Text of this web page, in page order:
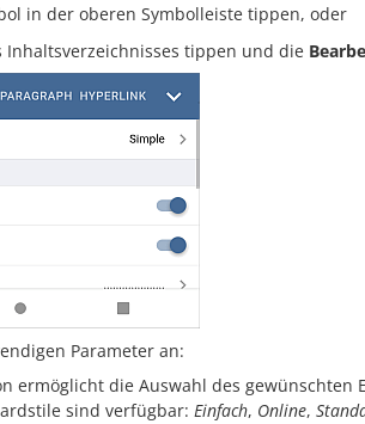
in der oberen Symbolleiste tippen, oder
Inhaltsverzeichnisses tippen und die
Parameter an:
ermöglicht die Auswahl des
sind verfügbar: Einfach, Online,